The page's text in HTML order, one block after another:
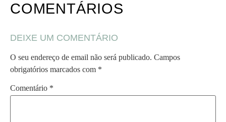
COMENTÁRIOS
DEIXE UM COMENTÁRIO
O seu endereço de email não será publicado. Campos
obrigatórios marcados com *
Comentário *